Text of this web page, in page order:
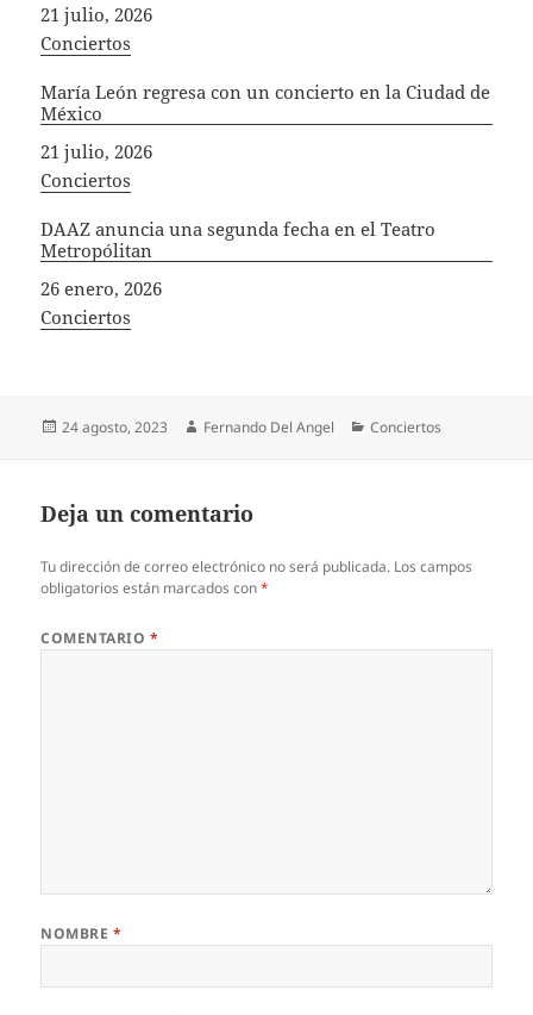
Fecha
21 julio, 2026
In relation to
Conciertos
María León regresa con un concierto en la Ciudad de
México
Fecha
21 julio, 2026
In relation to
Conciertos
DAAZ anuncia una segunda fecha en el Teatro
Metropólitan
Fecha
26 enero, 2026
In relation to
Conciertos
Publicado
24 agosto, 2023 Autor
Fernando Del Angel Categorías
Conciertos
Deja un comentario
Tu dirección de correo electrónico no será publicada. Los campos
obligatorios están marcados con*
COMENTARIO *
NOMBRE *